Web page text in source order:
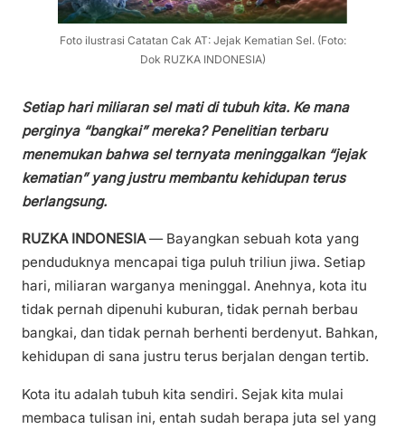
Foto ilustrasi Catatan Cak AT: Jejak Kematian Sel. (Foto:
Dok RUZKA INDONESIA)
Setiap hari miliaran sel mati di tubuh kita. Ke mana
perginya “bangkai” mereka? Penelitian terbaru
menemukan bahwa sel ternyata meninggalkan “jejak
kematian” yang justru membantu kehidupan terus
berlangsung.
RUZKA INDONESIA— Bayangkan sebuah kota yang
penduduknya mencapai tiga puluh triliun jiwa. Setiap
hari, miliaran warganya meninggal. Anehnya, kota itu
tidak pernah dipenuhi kuburan, tidak pernah berbau
bangkai, dan tidak pernah berhenti berdenyut. Bahkan,
kehidupan di sana justru terus berjalan dengan tertib.
Kota itu adalah tubuh kita sendiri. Sejak kita mulai
membaca tulisan ini, entah sudah berapa juta sel yang